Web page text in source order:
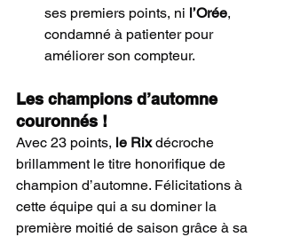
ses premiers points, ni l’Orée,
condamné à patienter pour
améliorer son compteur.
Les champions d’automne
couronnés !
Avec 23 points, le Rix décroche
brillamment le titre honorifique de
champion d’automne. Félicitations à
cette équipe qui a su dominer la
première moitié de saison grâce à sa